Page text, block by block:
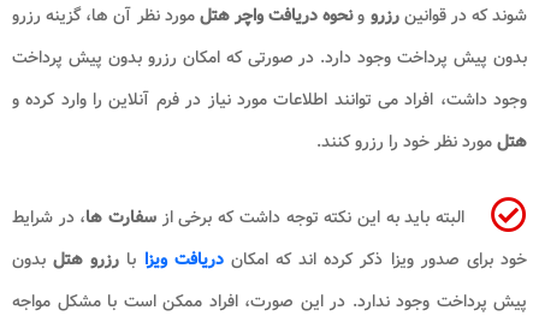
شوند که در قوانینرزرو ونحوه دریافت واچر هتلمورد نظر آن ها، گزینه رزرو
بدون پیش پرداخت وجود دارد. در صورتی که امکان رزرو بدون پیش پرداخت
وجود داشت، افراد می توانند اطلاعات مورد نیاز در فرم آنلاین را وارد کرده و
هتلمورد نظر خود را رزرو کنند.
البته باید به این نکته توجه داشت که برخی از سفارت ها، در شرایط
خود برای صدور ویزا ذکر کرده اند که امکاندریافت ویزا با رزرو هتل بدون
پیش پرداخت وجود ندارد. در این صورت، افراد ممکن است با مشکل مواجه